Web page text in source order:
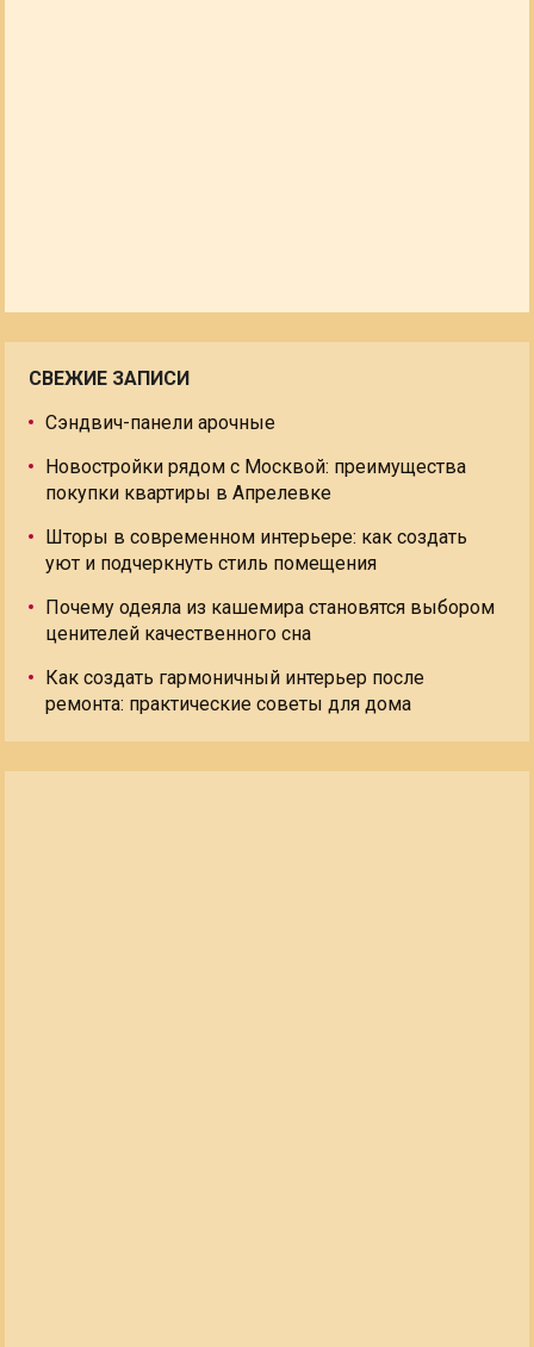
СВЕЖИЕ ЗАПИСИ
Сэндвич-панели арочные
Новостройки рядом с Москвой: преимущества
покупки квартиры в Апрелевке
Шторы в современном интерьере: как создать
уют и подчеркнуть стиль помещения
Почему одеяла из кашемира становятся выбором
ценителей качественного сна
Как создать гармоничный интерьер после
ремонта: практические советы для дома